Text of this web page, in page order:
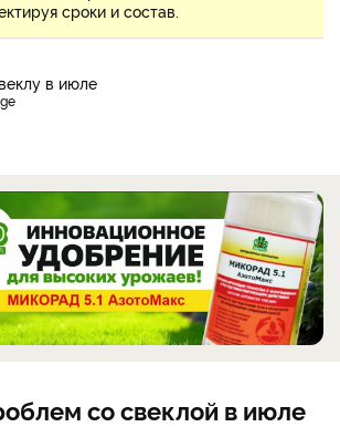
сроки и состав.
со свеклой в июле